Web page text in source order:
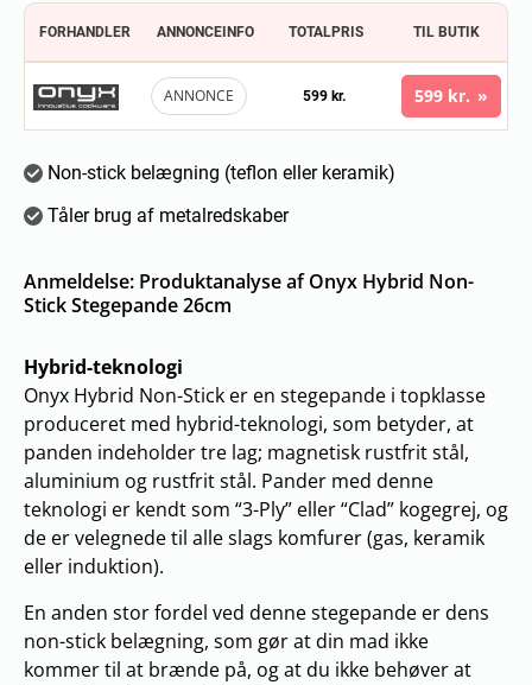
FORHANDLER ANNONCEINFO TOTALPRIS TIL BUTIK
ANNONCE 599 kr. 599 kr.
Non-stick belægning (teflon eller keramik)
Tåler brug af metalredskaber
Anmeldelse: Produktanalyse af Onyx Hybrid Non-
Stick Stegepande 26cm
Hybrid-teknologi
Onyx Hybrid Non-Stick er en stegepande i topklasse
produceret med hybrid-teknologi, som betyder, at
panden indeholder tre lag; magnetisk rustfrit stål,
aluminium og rustfrit stål. Pander med denne
teknologi er kendt som “3-Ply” eller “Clad” kogegrej, og
de er velegnede til alle slags komfurer (gas, keramik
eller induktion).
En anden stor fordel ved denne stegepande er dens
non-stick belægning, som gør at din mad ikke
kommer til at brænde på, og at du ikke behøver at